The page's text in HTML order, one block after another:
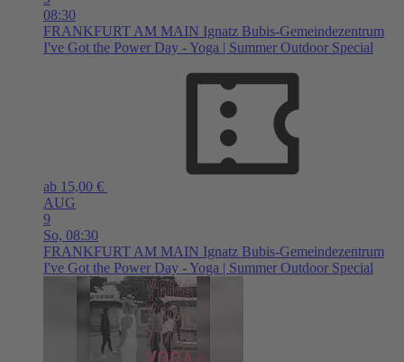
08:30
FRANKFURT AM MAIN Ignatz Bubis-Gemeindezentrum
I've Got the Power Day - Yoga | Summer Outdoor Special
ab 15,00 €
AUG
9
So, 08:30
FRANKFURT AM MAIN Ignatz Bubis-Gemeindezentrum
I've Got the Power Day - Yoga | Summer Outdoor Special